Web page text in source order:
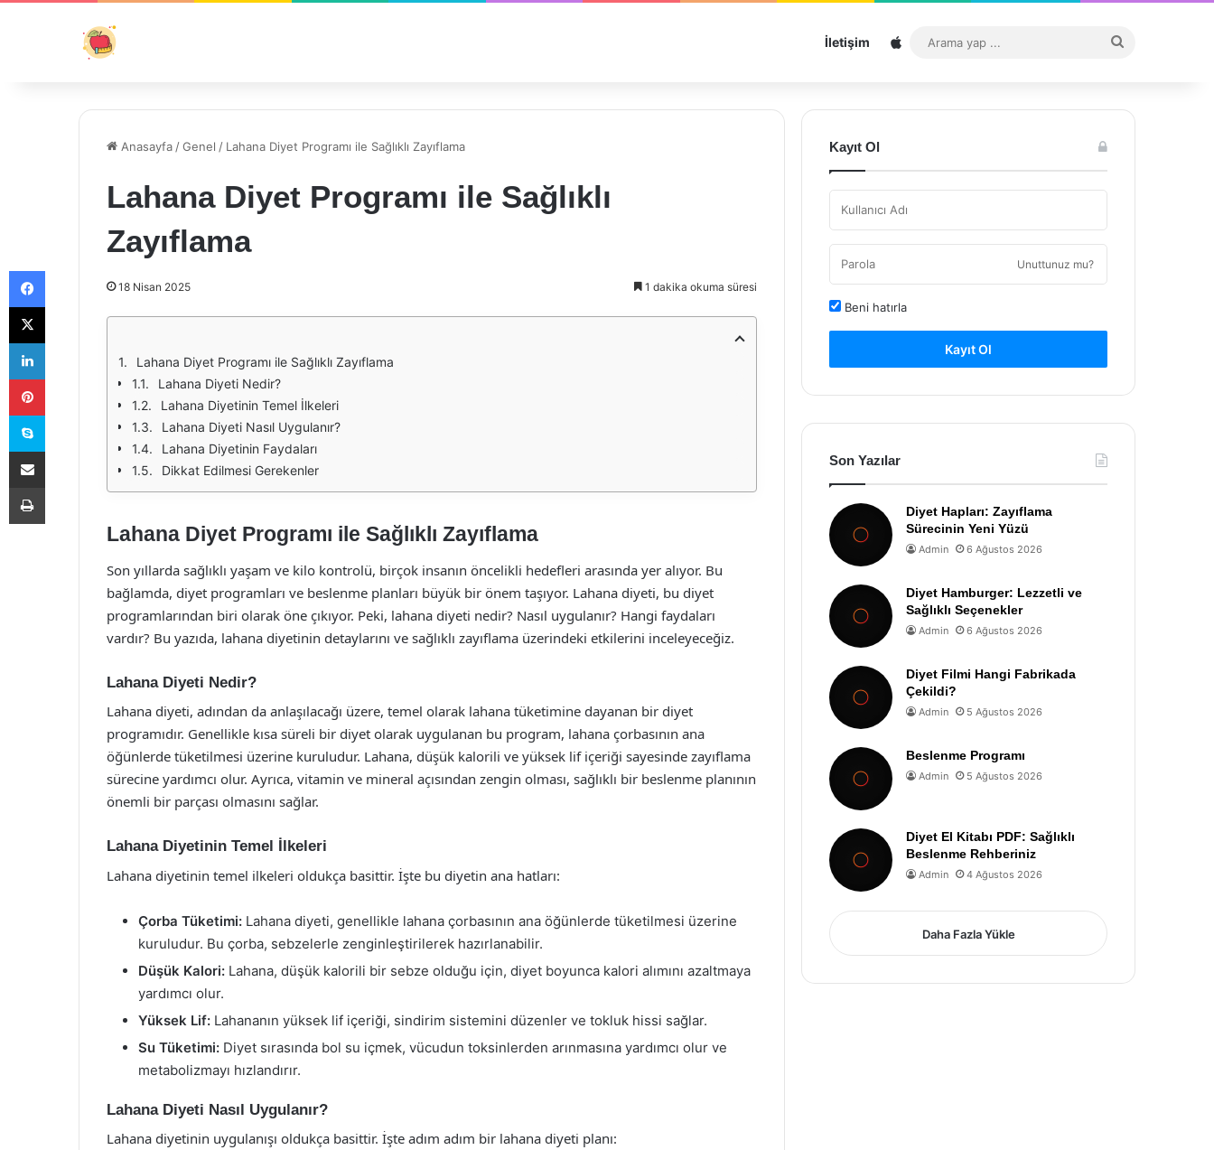
İletişim Sitemap
...
Anasayfa /Genel / Lahana Diyet Programı ile Sağlıklı Zayıflama
Lahana Diyet Programı ile Sağlıklı
Zayıflama
18 Nisan 2025 1 dakika okuma süresi
Lahana Diyet Programı ile Sağlıklı Zayıflama
Lahana Diyeti Nedir?
Lahana Diyetinin Temel İlkeleri
Lahana Diyeti Nasıl Uygulanır?
Lahana Diyetinin Faydaları
Dikkat Edilmesi Gerekenler
Lahana Diyet Programı ile Sağlıklı Zayıflama
Son yıllarda sağlıklı yaşam ve kilo kontrolü, birçok insanın öncelikli hedefleri arasında yer alıyor. Bu
bağlamda, diyet programları ve beslenme planları büyük bir önem taşıyor. Lahana diyeti, bu diyet
programlarından biri olarak öne çıkıyor. Peki, lahana diyeti nedir? Nasıl uygulanır? Hangi faydaları
vardır? Bu yazıda, lahana diyetinin detaylarını ve sağlıklı zayıflama üzerindeki etkilerini inceleyeceğiz.
Lahana Diyeti Nedir?
Lahana diyeti, adından da anlaşılacağı üzere, temel olarak lahana tüketimine dayanan bir diyet
programıdır. Genellikle kısa süreli bir diyet olarak uygulanan bu program, lahana çorbasının ana
öğünlerde tüketilmesi üzerine kuruludur. Lahana, düşük kalorili ve yüksek lif içeriği sayesinde zayıflama
sürecine yardımcı olur. Ayrıca, vitamin ve mineral açısından zengin olması, sağlıklı bir beslenme planının
önemli bir parçası olmasını sağlar.
Lahana Diyetinin Temel İlkeleri
Lahana diyetinin temel ilkeleri oldukça basittir. İşte bu diyetin ana hatları:
Çorba Tüketimi: Lahana diyeti, genellikle lahana çorbasının ana öğünlerde tüketilmesi üzerine
kuruludur. Bu çorba, sebzelerle zenginleştirilerek hazırlanabilir.
Düşük Kalori: Lahana, düşük kalorili bir sebze olduğu için, diyet boyunca kalori alımını azaltmaya
yardımcı olur.
Yüksek Lif: Lahananın yüksek lif içeriği, sindirim sistemini düzenler ve tokluk hissi sağlar.
Su Tüketimi: Diyet sırasında bol su içmek, vücudun toksinlerden arınmasına yardımcı olur ve
metabolizmayı hızlandırır.
Lahana Diyeti Nasıl Uygulanır?
Lahana diyetinin uygulanışı oldukça basittir. İşte adım adım bir lahana diyeti planı:
Kayıt Ol
Unuttunuz mu?
Beni hatırla
Kayıt Ol
Son Yazılar
Diyet Hapları: Zayıflama
Sürecinin Yeni Yüzü
Admin 6 Ağustos 2026
Diyet Hamburger: Lezzetli ve
Sağlıklı Seçenekler
Admin 6 Ağustos 2026
Diyet Filmi Hangi Fabrikada
Çekildi?
Admin 5 Ağustos 2026
Beslenme Programı
Admin 5 Ağustos 2026
Diyet El Kitabı PDF: Sağlıklı
Beslenme Rehberiniz
Admin 4 Ağustos 2026
Daha Fazla Yükle
Facebook
X
LinkedIn
Pinterest
Skype
E-Posta ile paylaş